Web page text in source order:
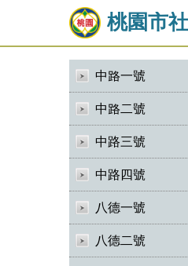
桃園市
中路一號
中路二號
中路三號
中路四號
八德一號
八德二號